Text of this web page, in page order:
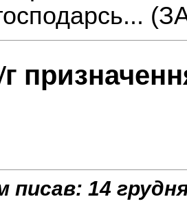
писав:14